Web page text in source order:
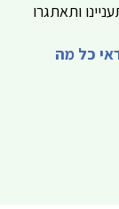
ותאתגרו
כל מה